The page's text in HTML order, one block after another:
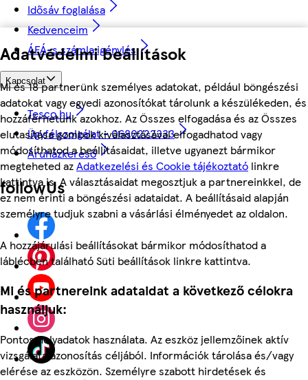
Adatvédelmi beállítások
Mi és 18 partnerünk személyes adatokat, például böngészési
adatokat vagy egyedi azonosítókat tárolunk a készülékeden, és
hozzáférhetünk azokhoz. Az Összes elfogadása és az Összes
elutasítása gombok kiválasztásával elfogadhatod vagy
módosíthatod a beállításaidat, illetve ugyanezt bármikor
megteheted azAdatkezelési és Cookie tájékoztató linkre
kattintva is. A választásaidat megosztjuk a partnereinkkel, de
ez nem érinti a böngészési adataidat. A beállításaid alapján
személyre tudjuk szabni a vásárlási élményedet az oldalon.
A hozzájárulási beállításokat bármikor módosíthatod a
láblécben található Süti beállítások linkre kattintva.
Mi és partnereink adataidat a következő célokra
használjuk:
Pontos helyadatok használata. Az eszköz jellemzőinek aktív
vizsgálata azonosítás céljából. Információk tárolása és/vagy
elérése az eszközön. Személyre szabott hirdetések és
Idősáv foglalása
Kedvenceim
ÁFÁ-s számla igénylés
Kapcsolat
Tesco.hu
Ügyfélszolgálat - 0680222333
Áruházkereső
followUs